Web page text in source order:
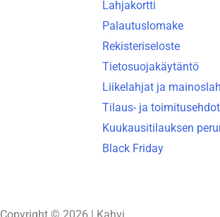
Lahjakortti
Palautuslomake
Rekisteriseloste
Tietosuojakäytäntö
Liikelahjat ja
Tilaus- ja toimitusehdot
Kuukausitilauksen
Black Friday